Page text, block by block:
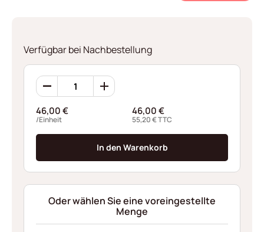
Verfügbar bei Nachbestellung
360
Sicherungsringen
Menge
46,00€
/Einheit
46,00€
55,20€TTC
In den Warenkorb
Oder wählen Sie eine voreingestellte
Menge